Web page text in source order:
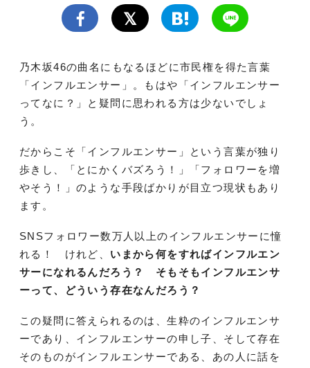
乃木坂46の曲名にもなるほどに市民権を得た言葉
「インフルエンサー」。もはや「インフルエンサー
ってなに？」と疑問に思われる方は少ないでしょ
う。
だからこそ「インフルエンサー」という言葉が独り
歩きし、「とにかくバズろう！」「フォロワーを増
やそう！」のような手段ばかりが目立つ現状もあり
ます。
SNSフォロワー数万人以上のインフルエンサーに憧
れる！ けれど、 いまから何をすればインフルエン
サーになれるんだろう？ そもそもインフルエンサ
ーって、どういう存在なんだろう？
この疑問に答えられるのは、生粋のインフルエンサ
ーであり、インフルエンサーの申し子、そして存在
そのものがインフルエンサーである、あの人に話を